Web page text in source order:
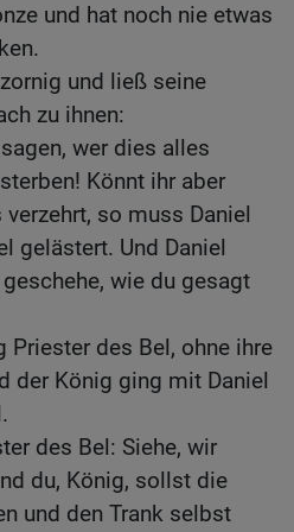
und hat noch nie etwas
und ließ seine
zu ihnen:
wer dies alles
Könnt ihr aber
so muss Daniel
gelästert. Und Daniel
wie du gesagt
Priester des Bel, ohne ihre
der König ging mit Daniel
des Bel: Siehe, wir
du, König, sollst die
und den Trank selbst